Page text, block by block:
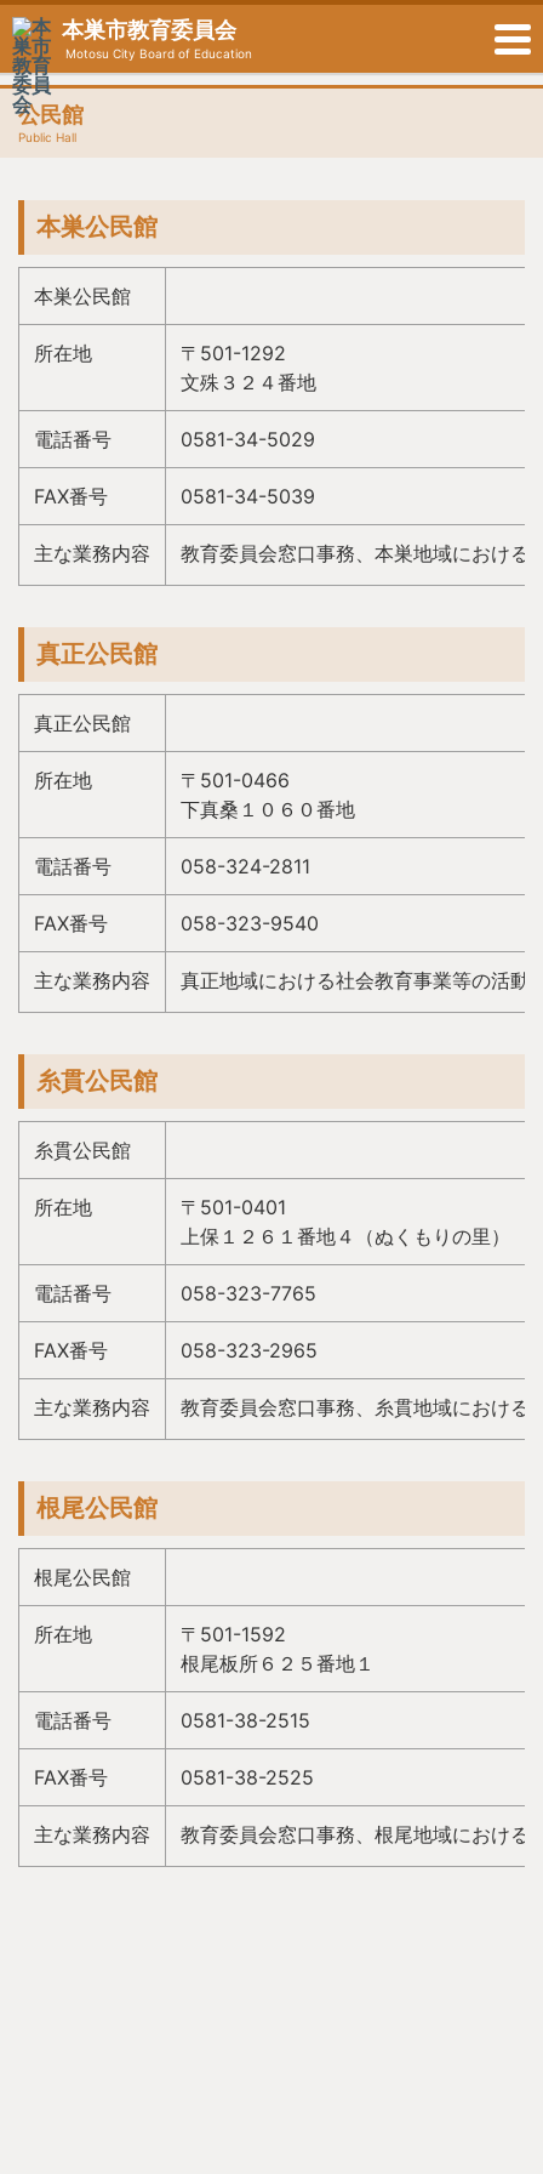
本巣市教育委員会
Motosu City Board of Education
公民館
Public Hall
本巣公民館
本巣公民館
所在地
〒501-1292
文殊３２４番地
電話番号 0581-34-5029
FAX番号 0581-34-5039
主な業務内容 教育委員会窓口事務、本巣地域における
真正公民館
真正公民館
所在地
〒501-0466
下真桑１０６０番地
電話番号 058-324-2811
FAX番号 058-323-9540
主な業務内容 真正地域における社会教育事業等の活動
糸貫公民館
糸貫公民館
所在地
〒501-0401
上保１２６１番地４（ぬくもりの里）
電話番号 058-323-7765
FAX番号 058-323-2965
主な業務内容 教育委員会窓口事務、糸貫地域における
根尾公民館
根尾公民館
所在地
〒501-1592
根尾板所６２５番地１
電話番号 0581-38-2515
FAX番号 0581-38-2525
主な業務内容 教育委員会窓口事務、根尾地域における